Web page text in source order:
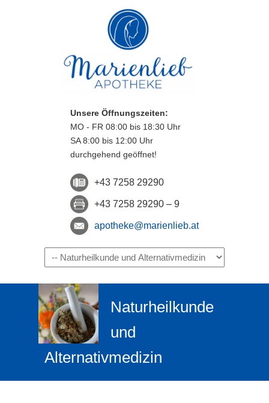
Unsere Öffnungszeiten:
MO - FR 08:00 bis 18:30 Uhr
SA 8:00 bis 12:00 Uhr
durchgehend geöffnet!
+43 7258 29290
+43 7258 29290 – 9
apotheke@marienlieb.at
Naturheilkunde
und
Alternativmedizin